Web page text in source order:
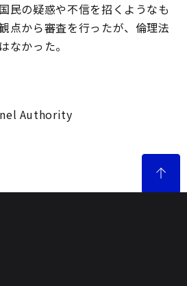
民の疑惑や不信を招くようなも
点から審査を行ったが、倫理法
なかった。
Authority